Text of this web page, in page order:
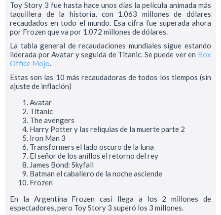
Toy Story 3 fue hasta hace unos días la película animada más
taquillera de la historia, con 1.063 millones de dólares
recaudados en todo el mundo. Esa cifra fue superada ahora
por Frozen que va por 1.072 millones de dólares.
La tabla general de recaudaciones mundiales sigue estando
liderada por Avatar y seguida de Titanic. Se puede ver en Box
Office Mojo.
Estas son las 10 más recaudadoras de todos los tiempos (sin
ajuste de inflación)
Avatar
Titanic
The avengers
Harry Potter y las reliquias de la muerte parte 2
Iron Man 3
Transformers el lado oscuro de la luna
El señor de los anillos el retorno del rey
James Bond: Skyfall
Batman el caballero de la noche asciende
Frozen
En la Argentina Frozen casi llega a los 2 millones de
espectadores, pero Toy Story 3 superó los 3 millones.